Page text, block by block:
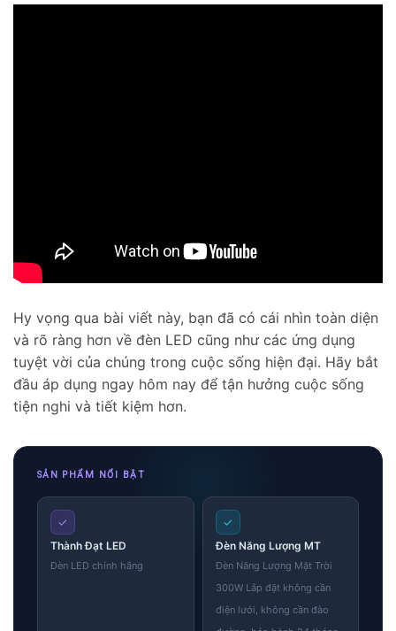
Hy vọng qua bài viết này, bạn đã có cái nhìn toàn diện
và rõ ràng hơn về đèn LED cũng như các ứng dụng
tuyệt vời của chúng trong cuộc sống hiện đại. Hãy bắt
đầu áp dụng ngay hôm nay để tận hưởng cuộc sống
tiện nghi và tiết kiệm hơn.
SẢN PHẨM NỔI BẬT
✓
Thành Đạt LED
Đèn LED chính hãng
✓
Đèn Năng Lượng MT
Đèn Năng Lượng Mặt Trời
300W Lắp đặt không cần
điện lưới, không cần đào